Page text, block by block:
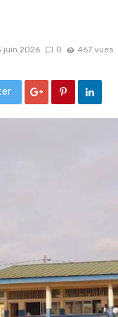
juin 2026 0 467 vues